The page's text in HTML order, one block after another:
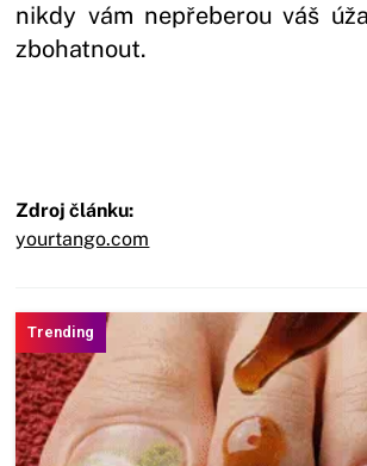
nikdy vám nepřeberou váš
zbohatnout.
Zdroj článku:
yourtango.com